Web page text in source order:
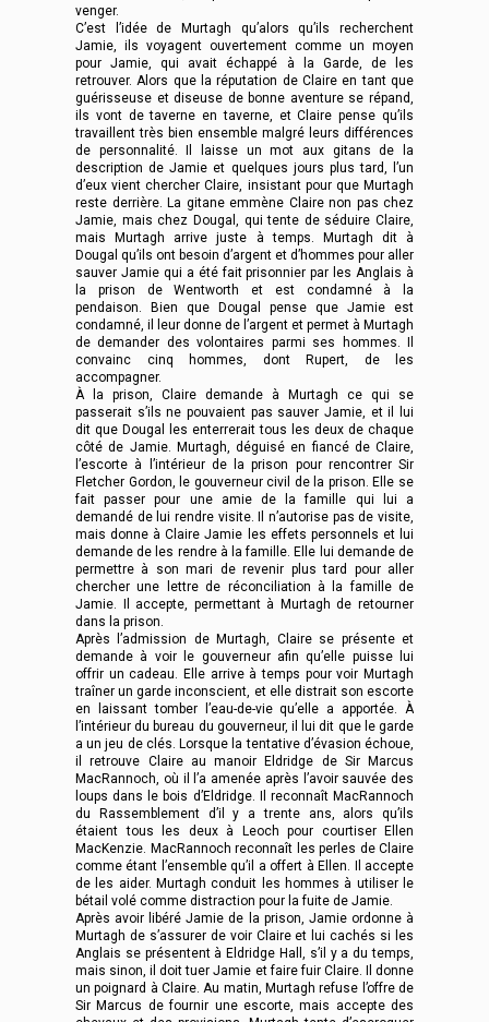
venger.
C’est l’idée de Murtagh qu’alors qu’ils recherchent
Jamie, ils voyagent ouvertement comme un moyen
pour Jamie, qui avait échappé à la Garde, de les
retrouver. Alors que la réputation de Claire en tant que
guérisseuse et diseuse de bonne aventure se répand,
ils vont de taverne en taverne, et Claire pense qu’ils
travaillent très bien ensemble malgré leurs différences
de personnalité. Il laisse un mot aux gitans de la
description de Jamie et quelques jours plus tard, l’un
d’eux vient chercher Claire, insistant pour que Murtagh
reste derrière. La gitane emmène Claire non pas chez
Jamie, mais chez Dougal, qui tente de séduire Claire,
mais Murtagh arrive juste à temps. Murtagh dit à
Dougal qu’ils ont besoin d’argent et d’hommes pour aller
sauver Jamie qui a été fait prisonnier par les Anglais à
la prison de Wentworth et est condamné à la
pendaison. Bien que Dougal pense que Jamie est
condamné, il leur donne de l’argent et permet à Murtagh
de demander des volontaires parmi ses hommes. Il
convainc cinq hommes, dont Rupert, de les
accompagner.
À la prison, Claire demande à Murtagh ce qui se
passerait s’ils ne pouvaient pas sauver Jamie, et il lui
dit que Dougal les enterrerait tous les deux de chaque
côté de Jamie. Murtagh, déguisé en fiancé de Claire,
l’escorte à l’intérieur de la prison pour rencontrer Sir
Fletcher Gordon, le gouverneur civil de la prison. Elle se
fait passer pour une amie de la famille qui lui a
demandé de lui rendre visite. Il n’autorise pas de visite,
mais donne à Claire Jamie les effets personnels et lui
demande de les rendre à la famille. Elle lui demande de
permettre à son mari de revenir plus tard pour aller
chercher une lettre de réconciliation à la famille de
Jamie. Il accepte, permettant à Murtagh de retourner
dans la prison.
Après l’admission de Murtagh, Claire se présente et
demande à voir le gouverneur afin qu’elle puisse lui
offrir un cadeau. Elle arrive à temps pour voir Murtagh
traîner un garde inconscient, et elle distrait son escorte
en laissant tomber l’eau-de-vie qu’elle a apportée. À
l’intérieur du bureau du gouverneur, il lui dit que le garde
a un jeu de clés. Lorsque la tentative d’évasion échoue,
il retrouve Claire au manoir Eldridge de Sir Marcus
MacRannoch, où il l’a amenée après l’avoir sauvée des
loups dans le bois d’Eldridge. Il reconnaît MacRannoch
du Rassemblement d’il y a trente ans, alors qu’ils
étaient tous les deux à Leoch pour courtiser Ellen
MacKenzie. MacRannoch reconnaît les perles de Claire
comme étant l’ensemble qu’il a offert à Ellen. Il accepte
de les aider. Murtagh conduit les hommes à utiliser le
bétail volé comme distraction pour la fuite de Jamie.
Après avoir libéré Jamie de la prison, Jamie ordonne à
Murtagh de s’assurer de voir Claire et lui cachés si les
Anglais se présentent à Eldridge Hall, s’il y a du temps,
mais sinon, il doit tuer Jamie et faire fuir Claire. Il donne
un poignard à Claire. Au matin, Murtagh refuse l’offre de
Sir Marcus de fournir une escorte, mais accepte des